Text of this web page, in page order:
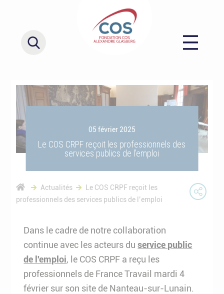
05 février 2025
Le COS CRPF reçoit les professionnels des
services publics de l’emploi
Actualités
Le COS CRPF reçoit les
professionnels des services publics de l’emploi
Dans le cadre de notre collaboration
continue avec les acteurs duservice public
de l'emploi, le COS CRPF a reçu les
professionnels de France Travail mardi 4
février sur son site de Nanteau-sur-Lunain.